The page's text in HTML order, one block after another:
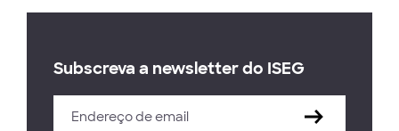
Subscreva a newsletter do ISEG